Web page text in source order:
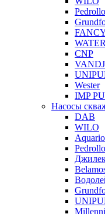
Pedrollo
CNP
Wester
IMP
Насосы
DAB
WILO
Aquario
Pedrollo